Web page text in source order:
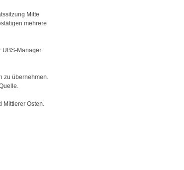
Mitte
mehrere
UBS-Manager
zu übernehmen.
Mittlerer Osten.